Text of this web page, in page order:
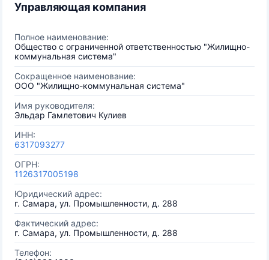
Управляющая компания
Полное наименование:
Общество с ограниченной ответственностью "Жилищно-
коммунальная система"
Сокращенное наименование:
ООО "Жилищно-коммунальная система"
Имя руководителя:
Эльдар Гамлетович Кулиев
ИНН:
6317093277
ОГРН:
1126317005198
Юридический адрес:
г. Самара, ул. Промышленности, д. 288
Фактический адрес:
г. Самара, ул. Промышленности, д. 288
Телефон: